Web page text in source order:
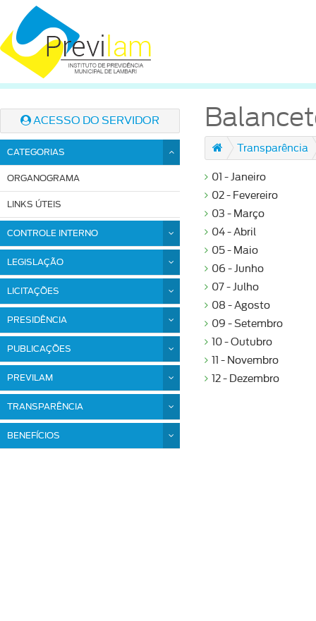
ACESSO DO SERVIDOR
CATEGORIAS
ORGANOGRAMA
LINKS ÚTEIS
CONTROLE INTERNO
LEGISLAÇÃO
LICITAÇÕES
PRESIDÊNCIA
PUBLICAÇÕES
PREVILAM
TRANSPARÊNCIA
BENEFÍCIOS
Transparência
01 - Janeiro
02 - Fevereiro
03 - Março
04 - Abril
05 - Maio
06 - Junho
07 - Julho
08 - Agosto
09 - Setembro
10 - Outubro
11 - Novembro
12 - Dezembro